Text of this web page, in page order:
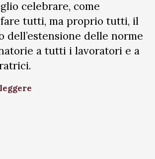
celebrare, come
tutti, ma proprio tutti, il
dell’estensione delle norme
a tutti i lavoratori e a